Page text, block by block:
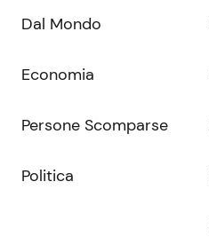
Dal Mondo
Economia
Persone Scomparse
Politica